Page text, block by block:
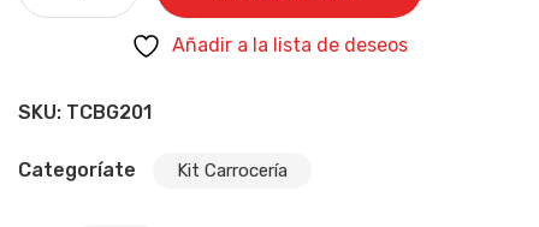
Añadir a la lista de deseos
SKU: TCBG201
Categoríate Kit Carrocería